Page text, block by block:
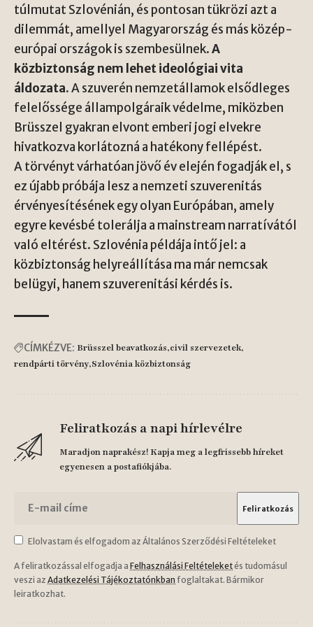
túlmutat Szlovénián, és pontosan tükrözi azt a
dilemmát, amellyel Magyarország és más közép-
európai országok is szembesülnek.A
közbiztonság nem lehet ideológiai vita
áldozata.A szuverén nemzetállamok elsődleges
felelőssége állampolgáraik védelme, miközben
Brüsszel gyakran elvont emberi jogi elvekre
hivatkozva korlátozná a hatékony fellépést.
A törvényt várhatóan jövő év elején fogadják el, s
ez újabb próbája lesz a nemzeti szuverenitás
érvényesítésének egy olyan Európában, amely
egyre kevésbé tolerálja a mainstream narratívától
való eltérést. Szlovénia példája intő jel: a
közbiztonság helyreállítása ma már nemcsak
belügyi, hanem szuverenitási kérdés is.
CÍMKÉZVE: Brüsszel beavatkozás civil szervezetek
rendpárti törvény Szlovénia közbiztonság
Feliratkozás a napi hírlevélre
Maradjon naprakész! Kapja meg a legfrissebb híreket
egyenesen a postafiókjába.
Elolvastam és elfogadom az Általános Szerződési Feltételeket
A feliratkozással elfogadja a Felhasználási Feltételeketés tudomásul
veszi az Adatkezelési Tájékoztatónkban foglaltakat. Bármikor
leiratkozhat.